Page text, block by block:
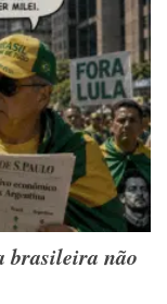
brasileira não